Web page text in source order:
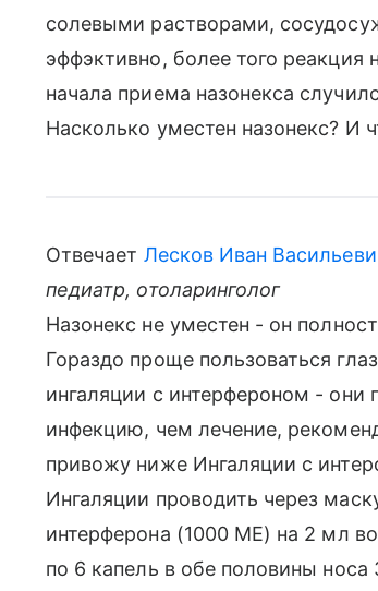
солевыми растворами,
эффэктивно, более того реакция
начала приема назонекса
Насколько уместен назонекс? И
Отвечает Лесков Иван
педиатр, отоларинголог
Назонекс не уместен - он
Гораздо проще пользоваться
ингаляции с интерфероном - они
инфекцию, чем лечение,
привожу ниже Ингаляции с
Ингаляции проводить через
интерферона (1000 МЕ) на 2 мл
по 6 капель в обе половины